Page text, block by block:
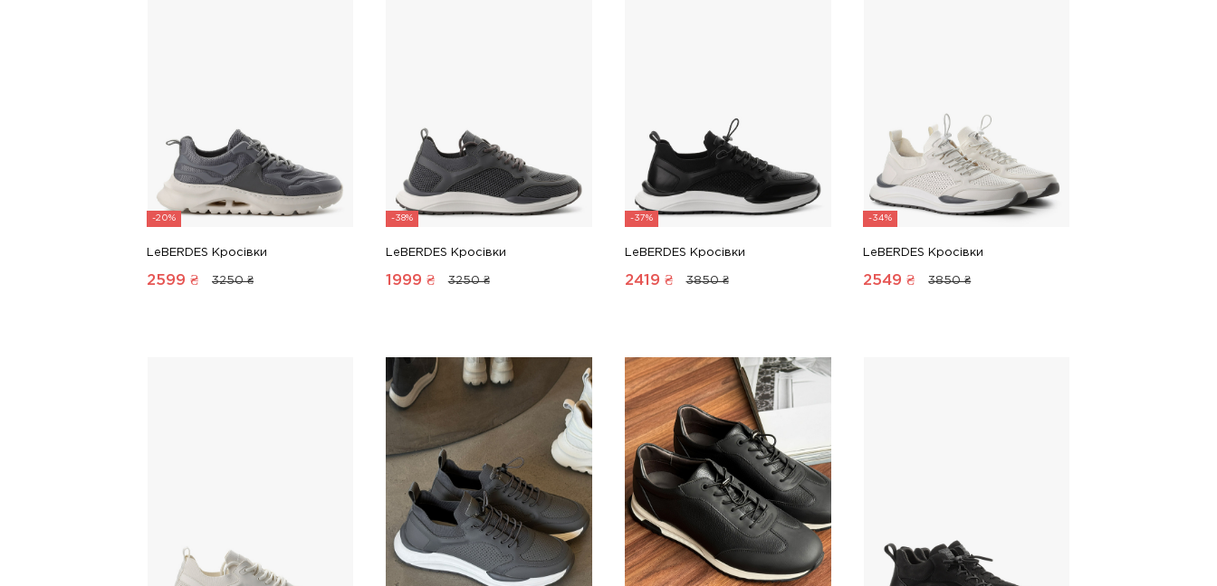
-20%
LeBERDES Кросівки
2599 ₴ 3250 ₴
-38%
LeBERDES Кросівки
1999 ₴ 3250 ₴
-37%
LeBERDES Кросівки
2419 ₴ 3850 ₴
-34%
LeBERDES Кросівки
2549 ₴ 3850 ₴